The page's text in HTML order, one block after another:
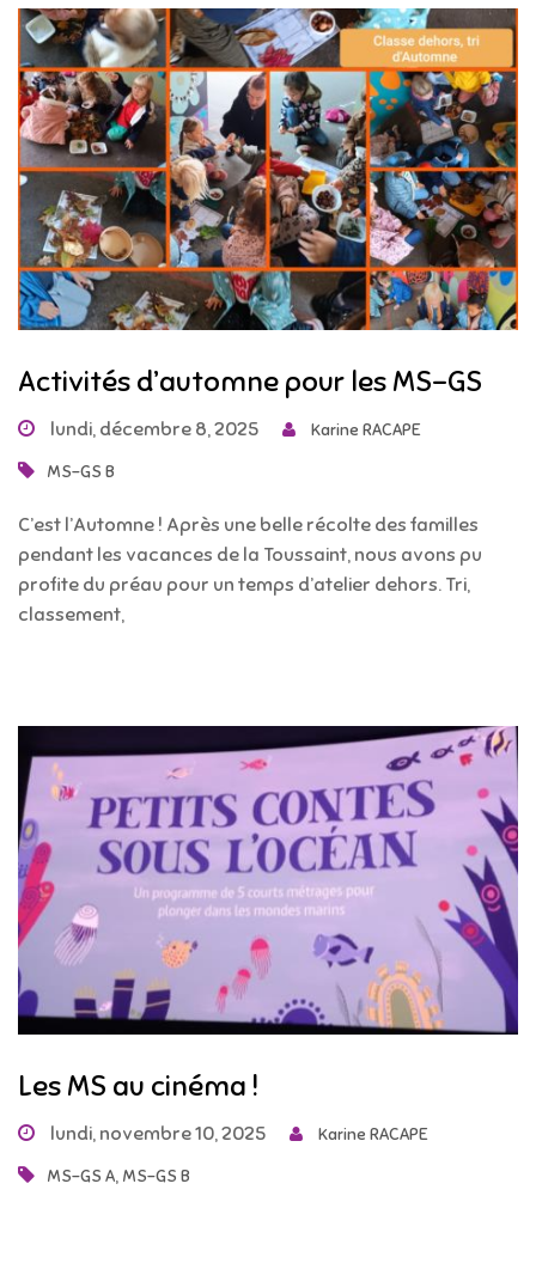
Activités d’automne pour les MS-GS
lundi, décembre 8, 2025 Karine RACAPE
MS-GS B
C’est l’Automne ! Après une belle récolte des familles
pendant les vacances de la Toussaint, nous avons pu
profite du préau pour un temps d’atelier dehors. Tri,
classement,
Les MS au cinéma !
lundi, novembre 10, 2025 Karine RACAPE
MS-GS A, MS-GS B